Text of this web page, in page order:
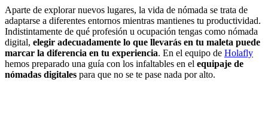
Aparte de explorar nuevos lugares, la vida de nómada se trata de
adaptarse a diferentes entornos mientras mantienes tu productividad.
Indistintamente de qué profesión u ocupación tengas como nómada
digital, elegir adecuadamente lo que llevarás en tu maleta puede
marcar la diferencia en tu experiencia. En el equipo de Holafly
hemos preparado una guía con los infaltables en el equipaje de
nómadas digitales para que no se te pase nada por alto.